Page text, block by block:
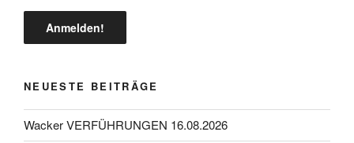
NEUESTE BEITRÄGE
Wacker VERFÜHRUNGEN 16.08.2026